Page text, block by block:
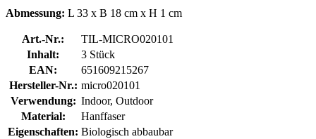
Abmessung: L 33 x B 18 cm x H 1 cm
Art.-Nr.:
TIL-MICRO020101
Inhalt:
3 Stück
EAN:
651609215267
Hersteller-Nr.: micro020101
Verwendung: Indoor, Outdoor
Material:
Hanffaser
Eigenschaften: Biologisch abbaubar